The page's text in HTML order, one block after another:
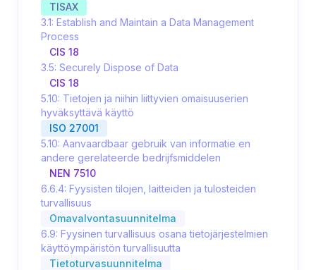
TISAX
3.1: Establish and Maintain a Data Management
Process
CIS 18
3.5: Securely Dispose of Data
CIS 18
5.10: Tietojen ja niihin liittyvien omaisuuserien
hyväksyttävä käyttö
ISO 27001
5.10: Aanvaardbaar gebruik van informatie en
andere gerelateerde bedrijfsmiddelen
NEN 7510
6.6.4: Fyysisten tilojen, laitteiden ja tulosteiden
turvallisuus
Omavalvontasuunnitelma
6.9: Fyysinen turvallisuus osana tietojärjestelmien
käyttöympäristön turvallisuutta
Tietoturvasuunnitelma